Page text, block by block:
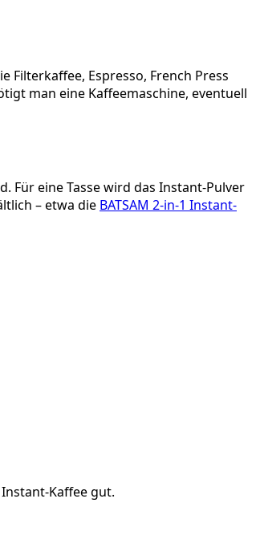
Espresso, French Press
man eine Kaffeemaschine, eventuell
Für eine Tasse wird das Instant-Pulver
– etwa die BATSAM 2-in-1 Instant-
Kaffee gut.